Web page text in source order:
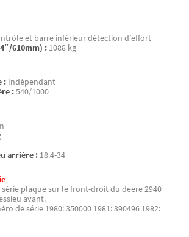
et barre inférieur détection d’effort
610mm) : 1088 kg
: Indépendant
:540/1000
arrière : 18.4-34
plaque sur le front-droit du deere 2940
avant.
de série 1980: 350000 1981: 390496 1982: